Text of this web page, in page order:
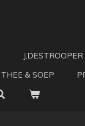
J.DESTROOPER
THEE & SOEP